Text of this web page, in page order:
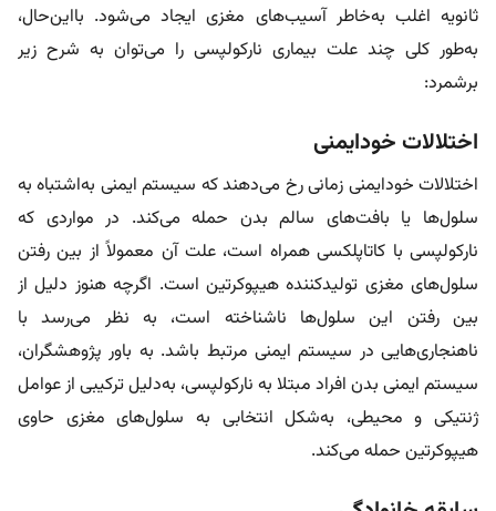
ثانویه اغلب به‌خاطر آسیب‌های مغزی ایجاد می‌شود. بااین‌حال،
به‌طور کلی چند علت بیماری نارکولپسی را می‌توان به شرح زیر
برشمرد:
اختلالات خودایمنی
اختلالات خودایمنی زمانی رخ می‌دهند که سیستم ایمنی به‌اشتباه به
سلول‌ها یا بافت‌های سالم بدن حمله می‌کند. در مواردی که
نارکولپسی با کاتاپلکسی همراه است، علت آن معمولاً از بین‌ رفتن
سلول‌های مغزی تولیدکننده هیپوکرتین است. اگرچه هنوز دلیل از
بین‌ رفتن این سلول‌ها ناشناخته است، به نظر می‌رسد با
ناهنجاری‌هایی در سیستم ایمنی مرتبط باشد. به باور پژوهشگران،
سیستم ایمنی بدن افراد مبتلا به نارکولپسی، به‌دلیل ترکیبی از عوامل
ژنتیکی و محیطی، به‌شکل انتخابی به سلول‌های مغزی حاوی
هیپوکرتین حمله می‌کند.